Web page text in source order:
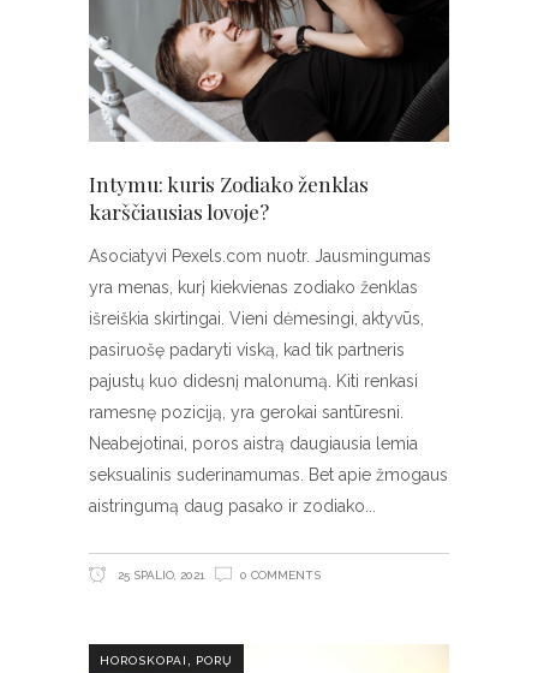
Intymu: kuris Zodiako ženklas
karščiausias lovoje?
Asociatyvi Pexels.com nuotr. Jausmingumas
yra menas, kurį kiekvienas zodiako ženklas
išreiškia skirtingai. Vieni dėmesingi, aktyvūs,
pasiruošę padaryti viską, kad tik partneris
pajustų kuo didesnį malonumą. Kiti renkasi
ramesnę poziciją, yra gerokai santūresni.
Neabejotinai, poros aistrą daugiausia lemia
seksualinis suderinamumas. Bet apie žmogaus
aistringumą daug pasako ir zodiako
25 SPALIO, 2021 0 COMMENTS
HOROSKOPAI , PORŲ